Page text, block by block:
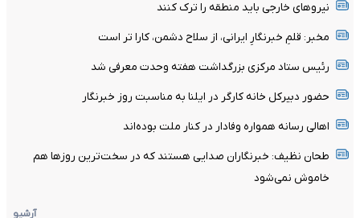
نیرو‌های خارجی باید منطقه را ترک کنند
مخبر: قلمِ خبرنگارِ ایرانی، از سلاح دشمن، کارا تر است
رئیس ستاد مرکزی بزرگداشت هفته وحدت معرفی شد
حضور دبیرکل خانه کارگر در ایلنا به مناسبت روز خبرنگار
اهالی رسانه همواره وفادار در کنار ملت بوده‌اند
طحان نظیف: خبرنگاران صدایی هستند که در سخت‌ترین روزها هم
خاموش نمی‌شود
آرشیو